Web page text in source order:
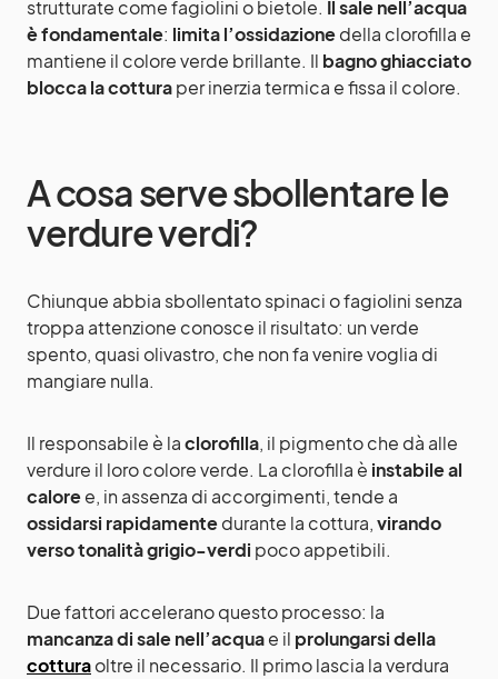
strutturate come fagiolini o bietole. Il sale nell’acqua
è fondamentale: limita l’ossidazionedella clorofilla e
mantiene il colore verde brillante. Il bagno ghiacciato
blocca la cotturaper inerzia termica e fissa il colore.
A cosa serve sbollentare le
verdure verdi?
Chiunque abbia sbollentato spinaci o fagiolini senza
troppa attenzione conosce il risultato: un verde
spento, quasi olivastro, che non fa venire voglia di
mangiare nulla.
Il responsabile è laclorofilla, il pigmento che dà alle
verdure il loro colore verde. La clorofilla è instabile al
caloree, in assenza di accorgimenti, tende a
ossidarsi rapidamentedurante la cottura,virando
verso tonalità grigio-verdi poco appetibili.
Due fattori accelerano questo processo: la
mancanza di sale nell’acquae il prolungarsi della
cotturaoltre il necessario. Il primo lascia la verdura